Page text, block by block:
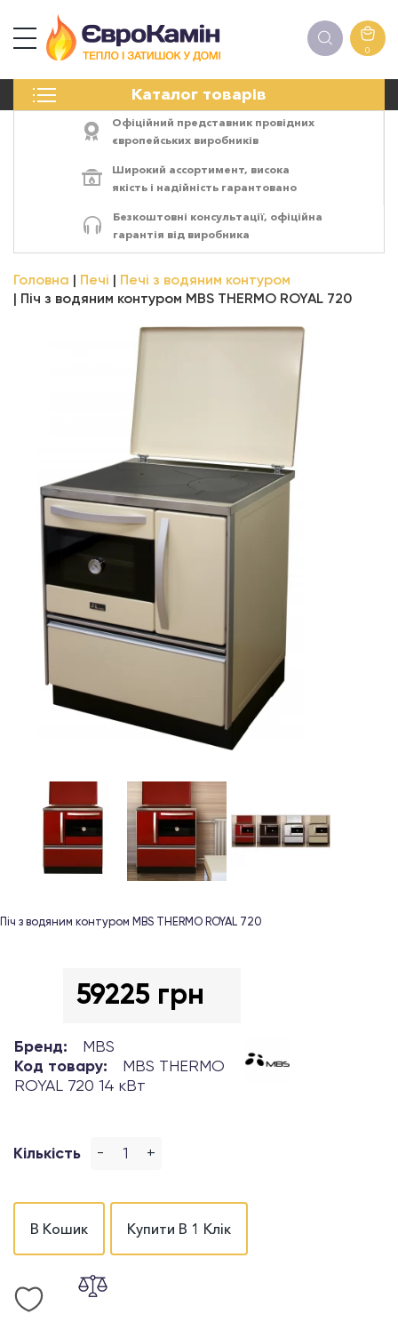
0
Каталог товарів
ПЕЧІ
ЕЛЕКТРОКАМІНИ
АКСЕСУАРИ
Офіційний представник провідних
європейських виробників
Широкий ассортимент, висока
якість і надійність гарантовано
Безкоштовні консультації, офіційна
гарантія від виробника
Головна Печі
Печі з водяним контуром
Піч з водяним контуром MBS THERMO ROYAL 720
Піч з водяним контуром MBS THERMO ROYAL 720
59225 грн
Бренд:
MBS
Код товару:
MBS THERMO
ROYAL 720 14 кВт
Кількість - +
В Кошик Купити В 1 Клік